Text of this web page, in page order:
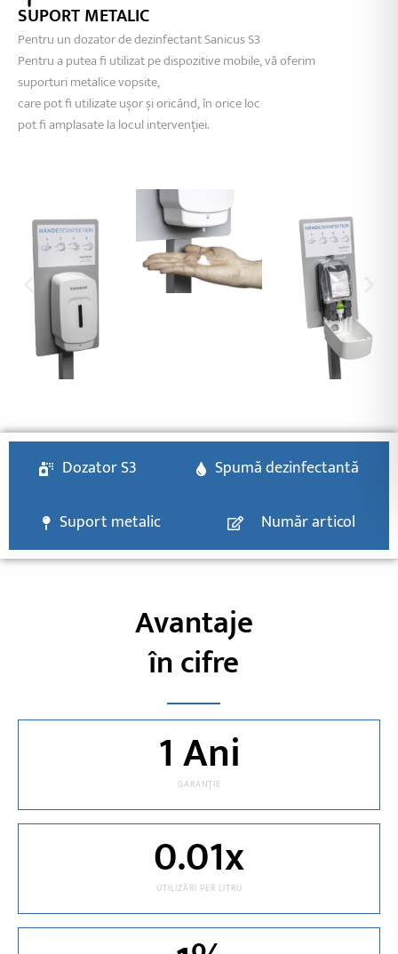
SUPORT METALIC
Pentru un dozator de dezinfectant Sanicus S3
Pentru a putea fi utilizat pe dispozitive mobile, vă oferim
suporturi metalice vopsite,
care pot fi utilizate ușor și oricând, în orice loc
pot fi amplasate la locul intervenției.
Dozator S3 Spumă dezinfectantă
Suport metalic Număr articol
Avantaje
în cifre
GARANȚIE
1 Ani
UTILIZĂRI PER LITRU
0.01x